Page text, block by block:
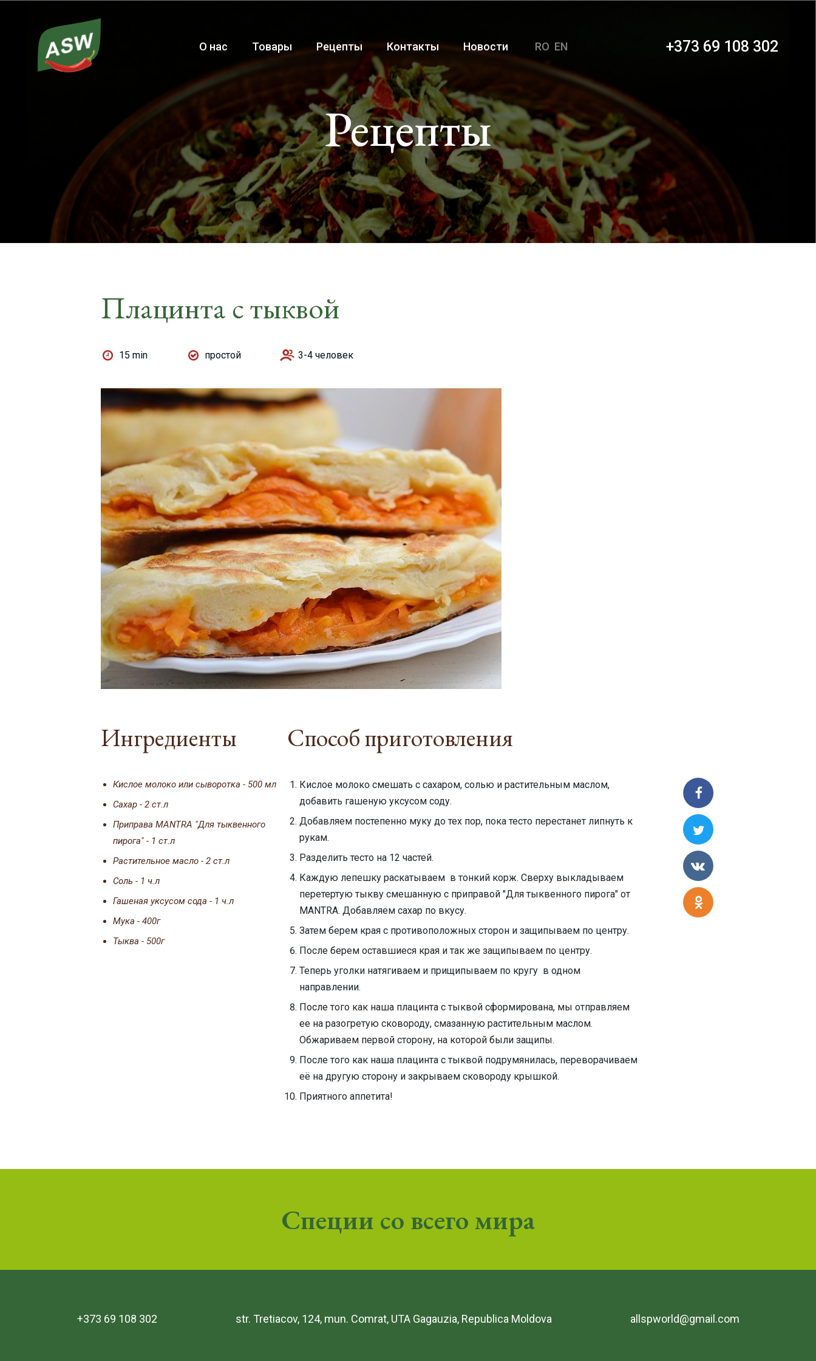
О нас Товары Рецепты Контакты Новости RO EN +373 69 108 302
Рецепты
Плацинта с тыквой
15 min простой 3-4 человек
Ингредиенты
Кислое молоко или сыворотка - 500 мл
Сахар - 2 ст.л
Приправа MANTRA "Для тыквенного
пирога" - 1 ст.л
Растительное масло - 2 ст.л
Соль - 1 ч.л
Гашеная уксусом сода - 1 ч.л
Мука - 400г
Тыква - 500г
Способ приготовления
Кислое молоко смешать с сахаром, солью и растительным маслом,
добавить гашеную уксусом соду.
Добавляем постепенно муку до тех пор, пока тесто перестанет липнуть к
рукам.
Разделить тесто на 12 частей.
Каждую лепешку раскатываем в тонкий корж. Сверху выкладываем
перетертую тыкву смешанную с приправой "Для тыквенного пирога" от
MANTRA. Добавляем сахар по вкусу.
Затем берем края с противоположных сторон и защипываем по центру.
После берем оставшиеся края и так же защипываем по центру.
Теперь уголки натягиваем и прищипываем по кругу в одном
направлении.
После того как наша плацинта с тыквой сформирована, мы отправляем
ее на разогретую сковороду, смазанную растительным маслом.
Обжариваем первой сторону, на которой были защипы.
После того как наша плацинта с тыквой подрумянилась, переворачиваем
её на другую сторону и закрываем сковороду крышкой.
Приятного аппетита!
Специи со всего мира
+373 69 108 302 str. Tretiacov, 124, mun. Comrat, UTA Gagauzia, Republica Moldova allspworld@gmail.com